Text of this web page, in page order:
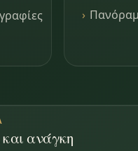
και ανάγκη